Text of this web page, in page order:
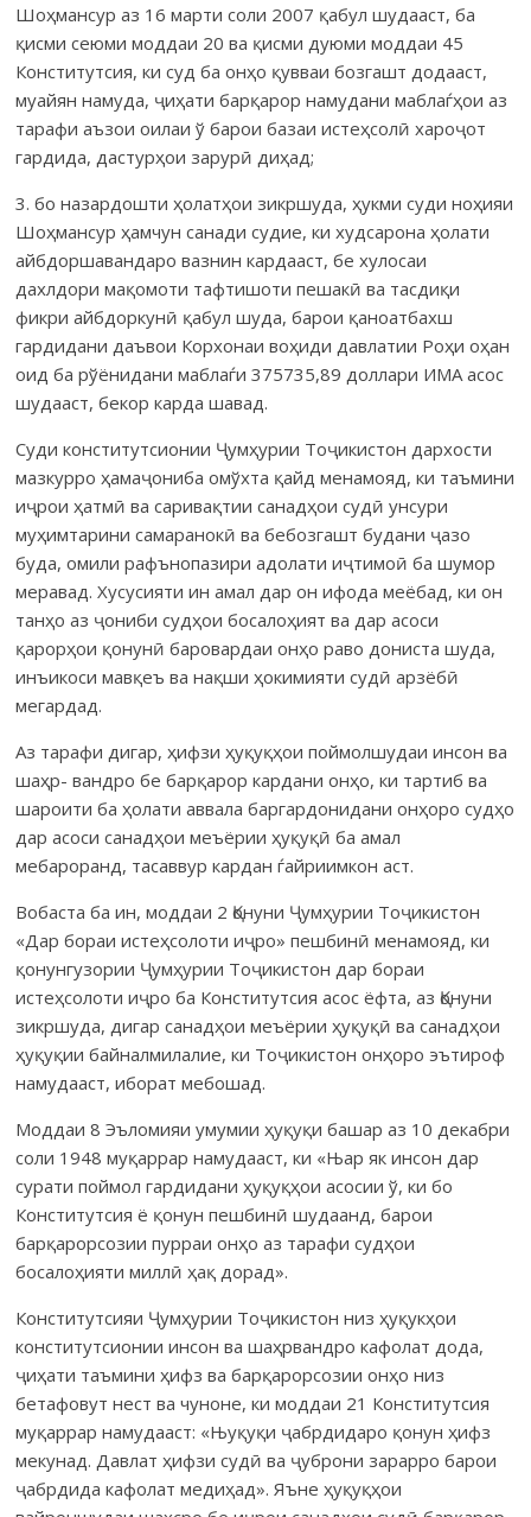
Шоҳмансур аз 16 марти соли 2007 қабул шудааст, ба
қисми сеюми моддаи 20 ва қисми дуюми моддаи 45
Конститутсия, ки суд ба онҳо қувваи бозгашт додааст,
муайян намуда, ҷиҳати барқарор намудани маблаѓҳои аз
тарафи аъзои оилаи ў барои базаи истеҳсолӣ хароҷот
гардида, дастурҳои зарурӣ диҳад;
3. бо назардошти ҳолатҳои зикршуда, ҳукми суди ноҳияи
Шоҳмансур ҳамчун санади судие, ки худсарона ҳолати
айбдоршавандаро вазнин кардааст, бе хулосаи
дахлдори мақомоти тафтишоти пешакӣ ва тасдиқи
фикри айбдоркунӣ қабул шуда, барои қаноатбахш
гардидани даъвои Корхонаи воҳиди давлатии Роҳи оҳан
оид ба рўёнидани маблаѓи 375735,89 доллари ИМА асос
шудааст, бекор карда шавад.
Суди конститутсионии Ҷумҳурии Тоҷикистон дархости
мазкурро ҳамаҷониба омўхта қайд менамояд, ки таъмини
иҷрои ҳатмӣ ва саривақтии санадҳои судӣ унсури
муҳимтарини самаранокӣ ва бебозгашт будани ҷазо
буда, омили рафънопазири адолати иҷтимоӣ ба шумор
меравад. Хусусияти ин амал дар он ифода меёбад, ки он
танҳо аз ҷониби судҳои босалоҳият ва дар асоси
қарорҳои қонунӣ баровардаи онҳо раво дониста шуда,
инъикоси мавқеъ ва нақши ҳокимияти судӣ арзёбӣ
мегардад.
Аз тарафи дигар, ҳифзи ҳуқуқҳои поймолшудаи инсон ва
шаҳр- вандро бе барқарор кардани онҳо, ки тартиб ва
шароити ба ҳолати аввала баргардонидани онҳоро судҳо
дар асоси санадҳои меъёрии ҳуқуқӣ ба амал
мебароранд, тасаввур кардан ѓайриимкон аст.
Вобаста ба ин, моддаи 2 Қонуни Ҷумҳурии Тоҷикистон
«Дар бораи истеҳсолоти иҷро» пешбинӣ менамояд, ки
қонунгузории Ҷумҳурии Тоҷикистон дар бораи
истеҳсолоти иҷро ба Конститутсия асос ёфта, аз Қонуни
зикршуда, дигар санадҳои меъёрии ҳуқуқӣ ва санадҳои
ҳуқуқии байналмилалие, ки Тоҷикистон онҳоро эътироф
намудааст, иборат мебошад.
Моддаи 8 Эъломияи умумии ҳуқуқи башар аз 10 декабри
соли 1948 муқаррар намудааст, ки «Њар як инсон дар
сурати поймол гардидани ҳуқуқҳои асосии ў, ки бо
Конститутсия ё қонун пешбинӣ шудаанд, барои
барқарорсозии пурраи онҳо аз тарафи судҳои
босалоҳияти миллӣ ҳақ дорад».
Конститутсияи Ҷумҳурии Тоҷикистон низ ҳуқукҳои
конститутсионии инсон ва шаҳрвандро кафолат дода,
ҷиҳати таъмини ҳифз ва барқарорсозии онҳо низ
бетафовут нест ва чуноне, ки моддаи 21 Конститутсия
муқаррар намудааст: «Њуқуқи ҷабрдидаро қонун ҳифз
мекунад. Давлат ҳифзи судӣ ва ҷуброни зарарро барои
ҷабрдида кафолат медиҳад». Яъне ҳуқуқҳои